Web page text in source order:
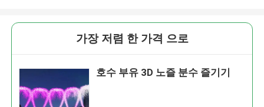
가장 저렴 한 가격 으로
호수 부유 3D 노즐 분수 즐기기